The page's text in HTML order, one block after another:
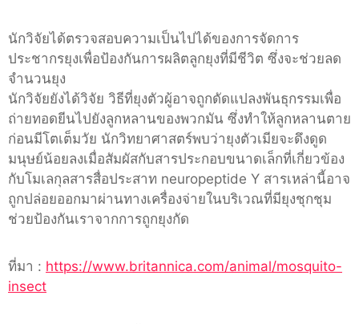
นักวิจัยได้ตรวจสอบความเป็นไปได้ของการจัดการ
ประชากรยุงเพื่อป้องกันการผลิตลูกยุงที่มีชีวิต ซึ่งจะช่วยลด
จำนวนยุง
นักวิจัยยังได้วิจัย วิธีที่ยุงตัวผู้อาจถูกดัดแปลงพันธุกรรมเพื่อ
ถ่ายทอดยีนไปยังลูกหลานของพวกมัน ซึ่งทำให้ลูกหลานตาย
ก่อนมีโตเต็มวัย นักวิทยาศาสตร์พบว่ายุงตัวเมียจะดึงดูด
มนุษย์น้อยลงเมื่อสัมผัสกับสารประกอบขนาดเล็กที่เกี่ยวข้อง
กับโมเลกุลสารสื่อประสาท neuropeptide Y สารเหล่านี้อาจ
ถูกปล่อยออกมาผ่านทางเครื่องจ่ายในบริเวณที่มียุงชุกชุม
ช่วยป้องกันเราจากการถูกยุงกัด
ที่มา : https://www.britannica.com/animal/mosquito-
insect